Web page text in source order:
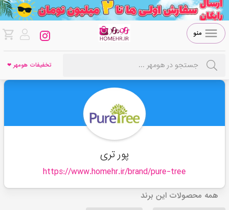
منو
تخفیفات هومهر ❤
پور تری
https://www.homehr.ir/brand/pure-tree
همه محصولات این برند